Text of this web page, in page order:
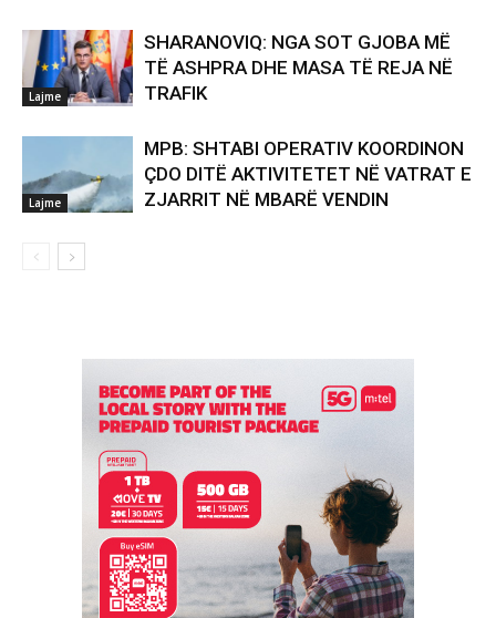
Lajme
SHARANOVIQ: NGA SOT GJOBA MË
TË ASHPRA DHE MASA TË REJA NË
TRAFIK
Lajme
MPB: SHTABI OPERATIV KOORDINON
ÇDO DITË AKTIVITETET NË VATRAT E
ZJARRIT NË MBARË VENDIN